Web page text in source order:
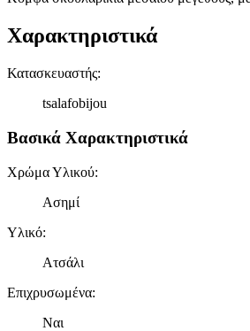
Χαρακτηριστικά
Κατασκευαστής:
tsalafobijou
Βασικά Χαρακτηριστικά
Χρώμα Υλικού:
Ασημί
Υλικό:
Ατσάλι
Επιχρυσωμένα:
Ναι